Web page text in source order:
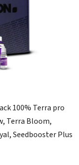
100% Terra pro
Terra Bloom,
Seedbooster Plus